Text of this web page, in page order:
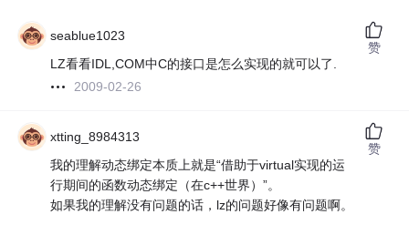
seablue1023
LZ看看IDL,COM中C的接口是怎么实现的就可以了.
2009-02-26
赞
xtting_8984313
我的理解动态绑定本质上就是“借助于virtual实现的运
行期间的函数动态绑定（在c++世界）”。
如果我的理解没有问题的话，lz的问题好像有问题啊。
赞